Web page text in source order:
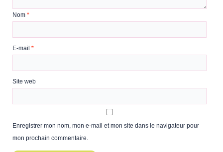
Nom*
E-mail*
Site web
Enregistrer mon nom, mon e-mail et mon site dans le navigateur pour
mon prochain commentaire.